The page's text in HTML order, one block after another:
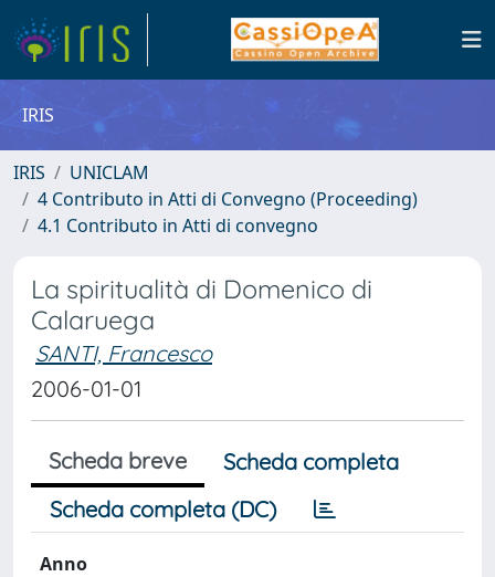
IRIS
IRIS
UNICLAM
4 Contributo in Atti di Convegno (Proceeding)
4.1 Contributo in Atti di convegno
La spiritualità di Domenico di
Calaruega
SANTI, Francesco
2006-01-01
Scheda breve
Scheda completa
Scheda completa (DC)
Anno